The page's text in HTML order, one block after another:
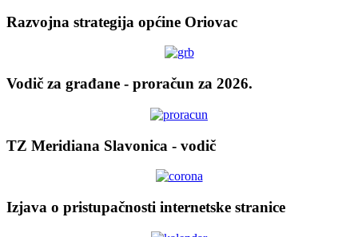
Razvojna strategija općine Oriovac
Vodič za građane - proračun za 2026.
TZ Meridiana Slavonica - vodič
Izjava o pristupačnosti internetske stranice